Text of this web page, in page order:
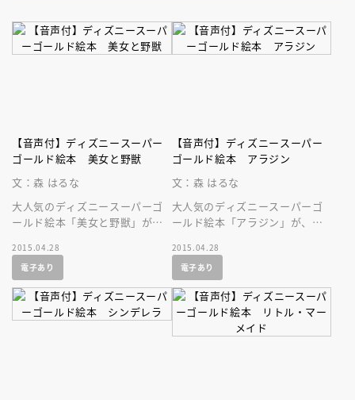
【音声付】ディズニースーパー
ゴールド絵本 美女と野獣
文：森 はるな
大人気のディズニースーパーゴ
ールド絵本「美女と野獣」が、
場です！
2015.04.28
電子あり
【音声付】ディズニースーパー
ゴールド絵本 アラジン
文：森 はるな
大人気のディズニースーパーゴ
ールド絵本「アラジン」が、美
です！ ディズニーの名作を持
ち歩こう！
2015.04.28
電子あり